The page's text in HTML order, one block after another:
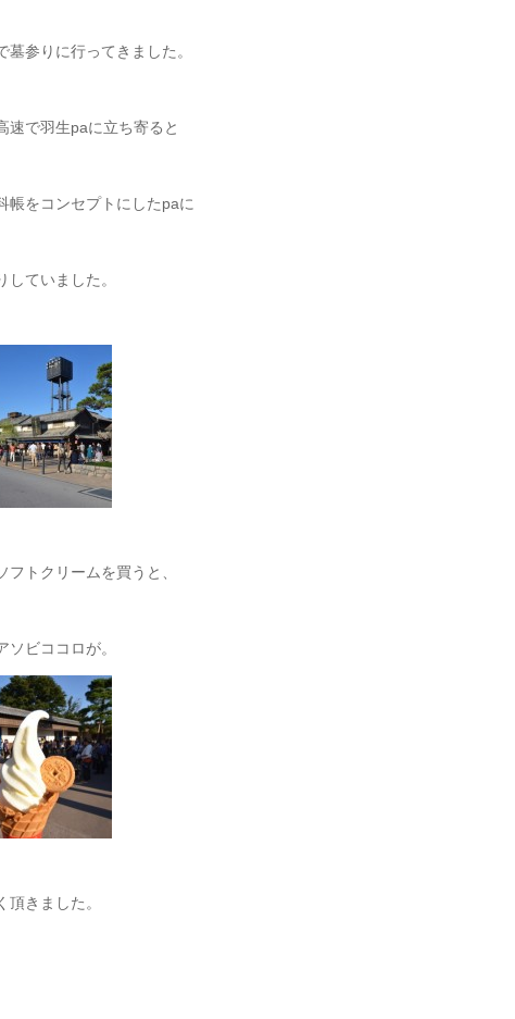
墓参りに行ってきました。
速で羽生paに立ち寄ると
帳をコンセプトにしたpaに
していました。
フトクリームを買うと、
ソビココロが。
頂きました。